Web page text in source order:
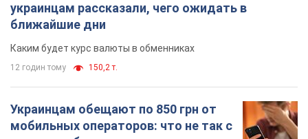
украинцам рассказали, чего ожидать в
ближайшие дни
Каким будет курс валюты в обменниках
12 годин тому 150,2 т.
Украинцам обещают по 850 грн от
мобильных операторов: что не так с